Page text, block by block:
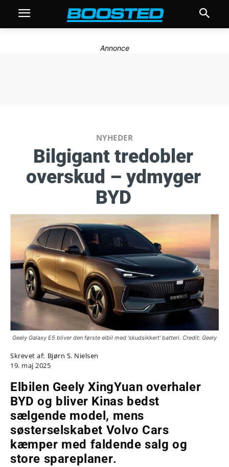
Annonce
NYHEDER
Bilgigant tredobler
overskud – ydmyger
BYD
Geely Galaxy E5 bliver den første elbil med 'skudsikkert' batteri. Credit: Geely
Skrevet af: Bjørn S. Nielsen
19. maj 2025
Elbilen Geely XingYuan overhaler
BYD og bliver Kinas bedst
sælgende model, mens
søsterselskabet Volvo Cars
kæmper med faldende salg og
store spareplaner.